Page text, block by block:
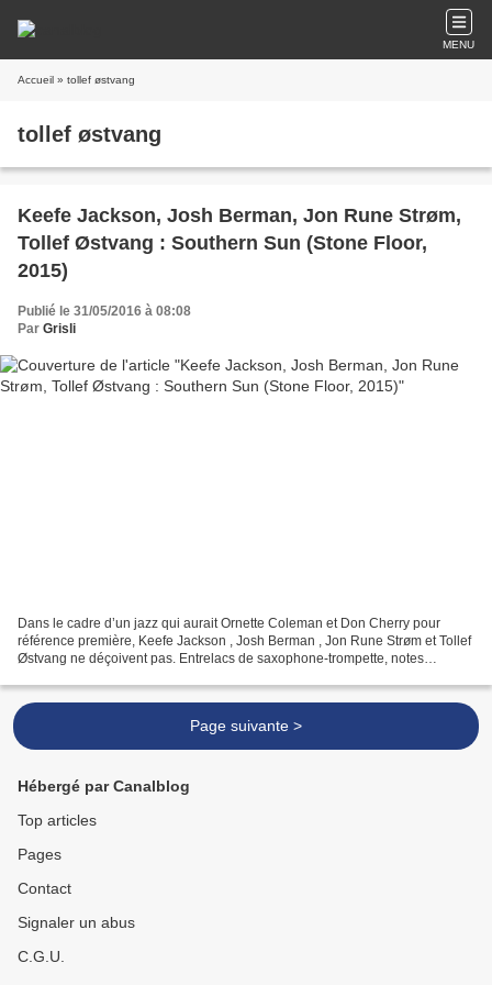
MENU
Accueil » tollef østvang
tollef østvang
Keefe Jackson, Josh Berman, Jon Rune Strøm,
Tollef Østvang : Southern Sun (Stone Floor,
2015)
Publié le 31/05/2016 à 08:08
Par Grisli
Dans le cadre d’un jazz qui aurait Ornette Coleman et Don Cherry pour
référence première, Keefe Jackson , Josh Berman , Jon Rune Strøm et Tollef
Østvang ne déçoivent pas. Entrelacs de saxophone-trompette, notes
Page suivante >
Hébergé par Canalblog
Top articles
Pages
Contact
Signaler un abus
C.G.U.